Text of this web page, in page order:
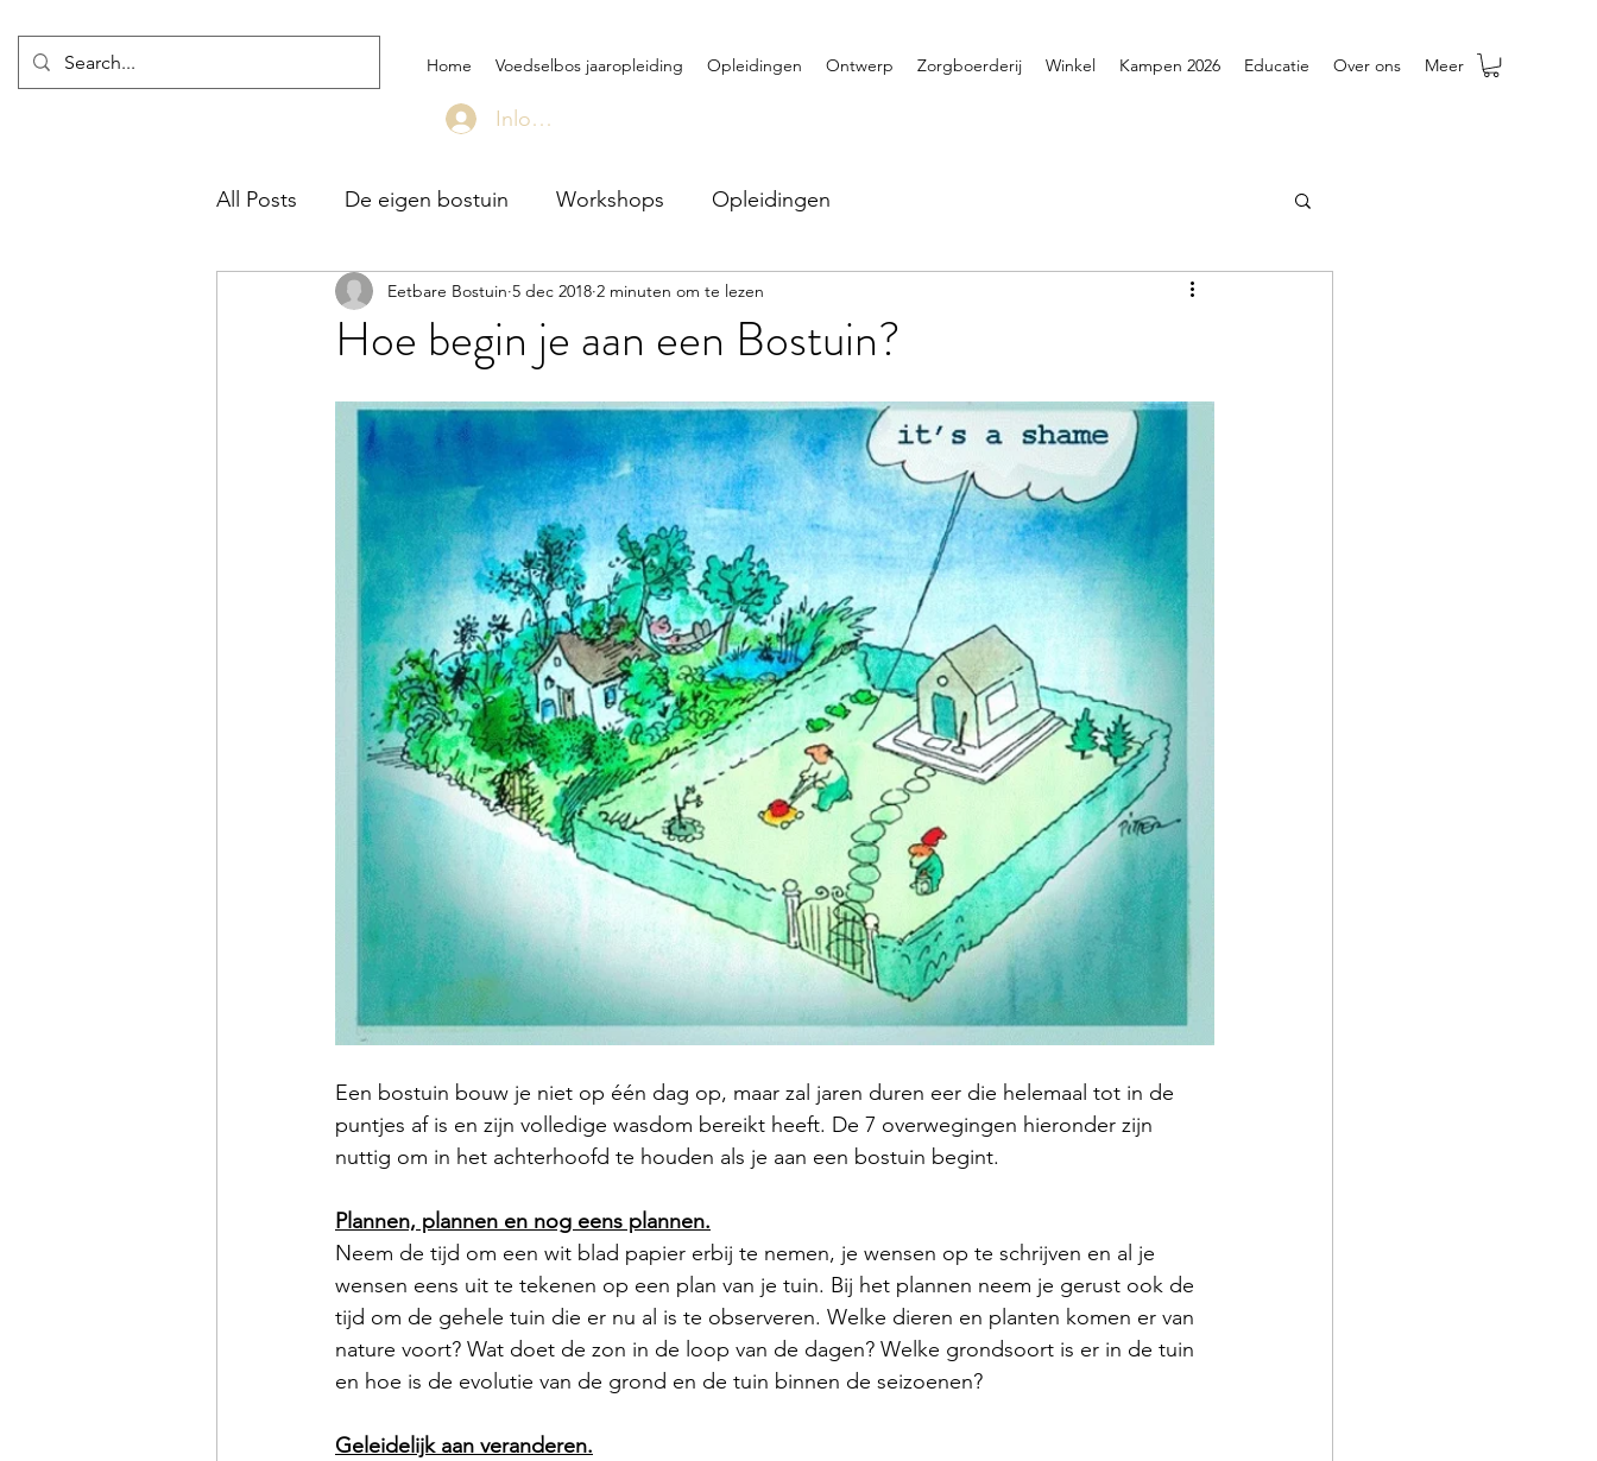
Home Voedselbos jaaropleiding Opleidingen Ontwerp Zorgboerderij Winkel Kampen 2026 Educatie Over ons Meer
Inloggen
All Posts De eigen bostuin Workshops Opleidingen
Hoe begin je aan een Bostuin?
Eetbare Bostuin 5 dec 2018 2 minuten om te lezen
Een bostuin bouw je niet op één dag op, maar zal jaren duren eer die helemaal tot in de
puntjes af is en zijn volledige wasdom bereikt heeft. De 7 overwegingen hieronder zijn
nuttig om in het achterhoofd te houden als je aan een bostuin begint.
Plannen, plannen en nog eens plannen.
Neem de tijd om een wit blad papier erbij te nemen, je wensen op te schrijven en al je
wensen eens uit te tekenen op een plan van je tuin. Bij het plannen neem je gerust ook de
tijd om de gehele tuin die er nu al is te observeren. Welke dieren en planten komen er van
nature voort? Wat doet de zon in de loop van de dagen? Welke grondsoort is er in de tuin
en hoe is de evolutie van de grond en de tuin binnen de seizoenen?
Geleidelijk aan veranderen.